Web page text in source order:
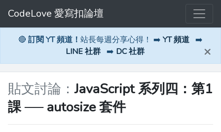
CodeLove 愛寫扣論壇
🔴 訂閱 YT 頻道！ 站長每週分享心得！ ➡️ YT 頻道 ➡️
LINE 社群 ➡️ DC 社群 ×
貼文討論：JavaScript 系列四：第1
課 ── autosize 套件